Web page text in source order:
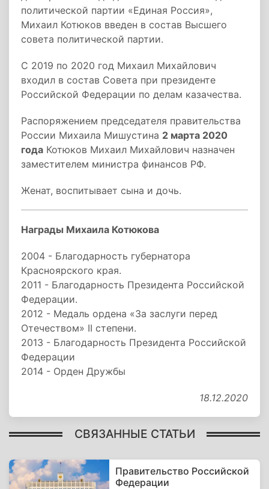
политической партии «Единая Россия»,
Михаил Котюков введен в состав Высшего
совета политической партии.
С 2019 по 2020 год Михаил Михайлович
входил в состав Совета при президенте
Российской Федерации по делам казачества.
Распоряжением председателя правительства
России Михаила Мишустина 2 марта 2020
года Котюков Михаил Михайлович назначен
заместителем министра финансов РФ.
Женат, воспитывает сына и дочь.
Награды Михаила Котюкова
2004 - Благодарность губернатора
Красноярского края.
2011 - Благодарность Президента Российской
Федерации.
2012 - Медаль ордена «За заслуги перед
Отечеством» II степени.
2013 - Благодарность Президента Российской
Федерации
2014 - Орден Дружбы
18.12.2020
СВЯЗАННЫЕ СТАТЬИ
Правительство Российской
Федерации